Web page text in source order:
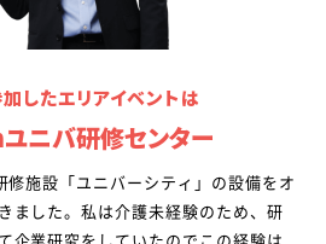
したエリアイベントは
ニバ研修センター
修施設「ユニバーシティ」の設備をオ
ました。私は介護未経験のため、研